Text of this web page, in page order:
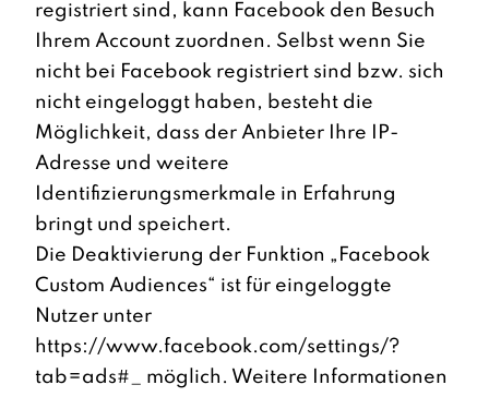
registriert sind, kann Facebook den Besuch
Ihrem Account zuordnen. Selbst wenn Sie
nicht bei Facebook registriert sind bzw. sich
nicht eingeloggt haben, besteht die
Möglichkeit, dass der Anbieter Ihre IP-
Adresse und weitere
Identifizierungsmerkmale in Erfahrung
bringt und speichert.
Die Deaktivierung der Funktion „Facebook
Custom Audiences“ ist für eingeloggte
Nutzer unter
https://www.facebook.com/settings/?
tab=ads#_ möglich. Weitere Informationen